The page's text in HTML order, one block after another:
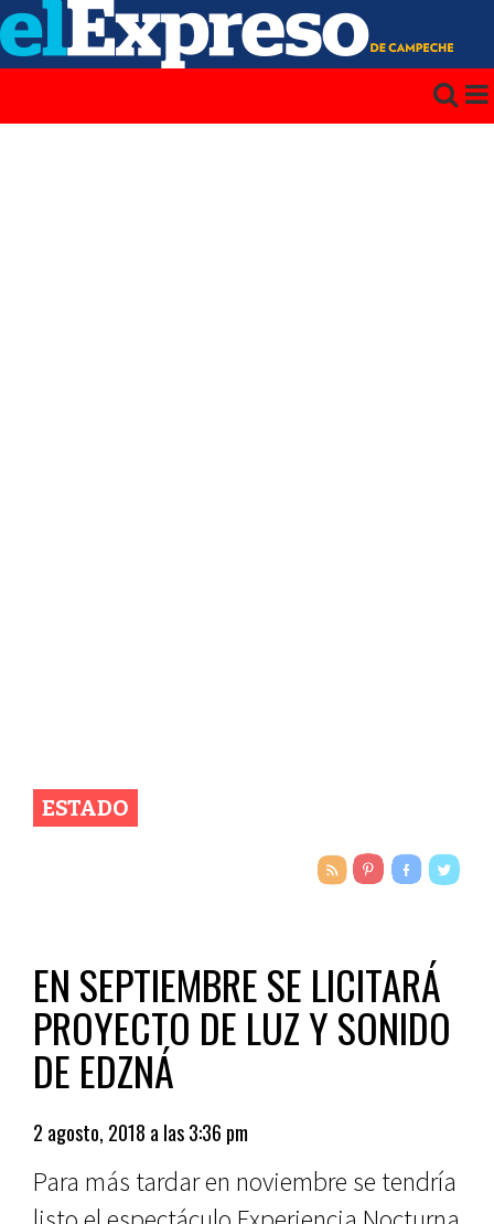
ESTADO
EN SEPTIEMBRE SE LICITARÁ
PROYECTO DE LUZ Y SONIDO
DE EDZNÁ
2 agosto, 2018 a las 3:36 pm
Para más tardar en noviembre se tendría